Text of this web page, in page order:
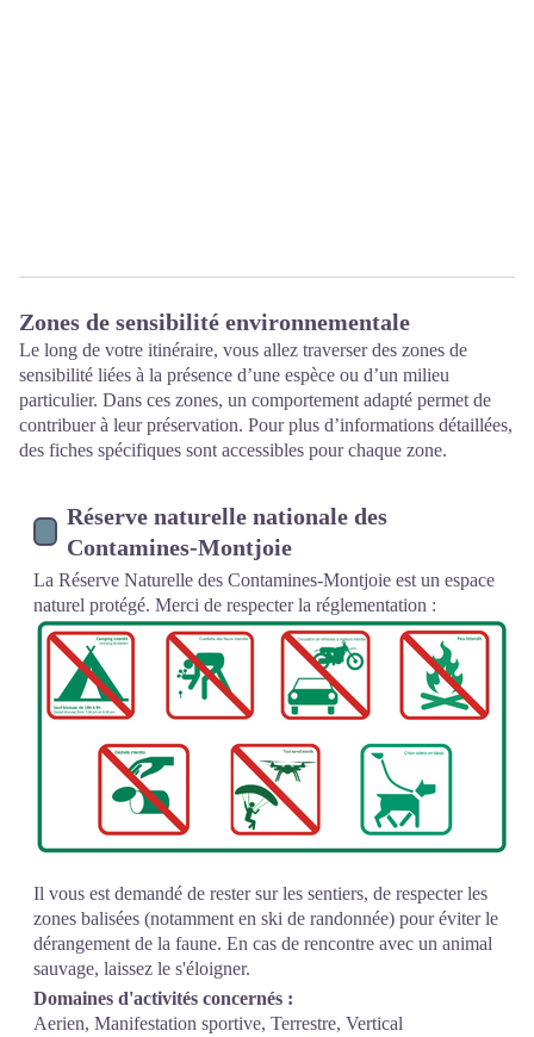
Zones de sensibilité environnementale
Le long de votre itinéraire, vous allez traverser des zones de
sensibilité liées à la présence d’une espèce ou d’un milieu
particulier. Dans ces zones, un comportement adapté permet de
contribuer à leur préservation. Pour plus d’informations détaillées,
des fiches spécifiques sont accessibles pour chaque zone.
Réserve naturelle nationale des
Contamines-Montjoie
La Réserve Naturelle des Contamines-Montjoie est un espace
naturel protégé. Merci de respecter la réglementation :
Il vous est demandé de rester sur les sentiers, de respecter les
zones balisées (notamment en ski de randonnée) pour éviter le
dérangement de la faune. En cas de rencontre avec un animal
sauvage, laissez le s'éloigner.
Domaines d'activités concernés :
Aerien, Manifestation sportive, Terrestre, Vertical